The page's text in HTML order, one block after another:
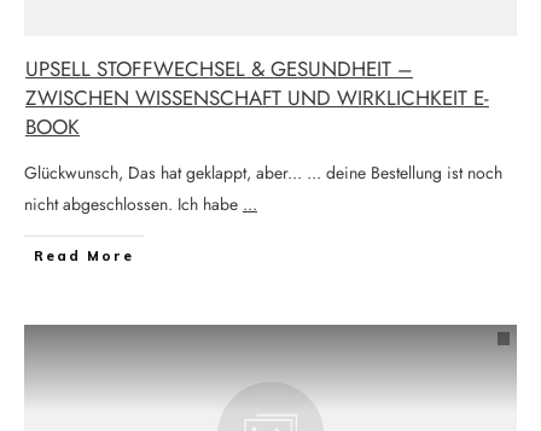
UPSELL STOFFWECHSEL & GESUNDHEIT –
ZWISCHEN WISSENSCHAFT UND WIRKLICHKEIT E-
BOOK
Glückwunsch, Das hat geklappt, aber... ... deine Bestellung ist noch
nicht abgeschlossen. Ich habe ...
Read More